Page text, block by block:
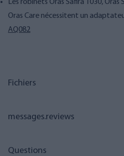
Les robinets Oras Safira 1030, Oras
Oras Care nécessitent un
AQ082
Fichiers
messages.reviews
Questions